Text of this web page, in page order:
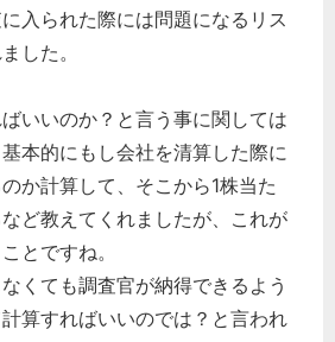
入られた際には問題になるリス
した。
いいのか？と言う事に関しては
本的にもし会社を清算した際に
か計算して、そこから1株当た
ど教えてくれましたが、これが
とですね。
くても調査官が納得できるよう
算すればいいのでは？と言われ